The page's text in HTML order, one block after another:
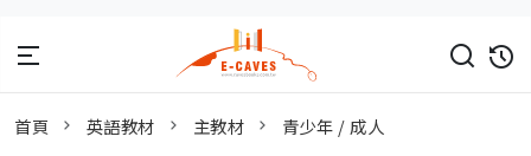
首頁 英語教材 主教材 青少年 / 成人